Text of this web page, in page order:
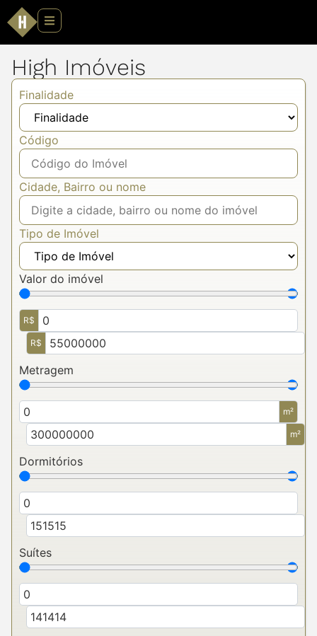
High Imóveis
Finalidade
Código
Cidade, Bairro ou nome
Tipo de Imóvel
Valor do imóvel
R$
R$
Metragem
m²
m²
Dormitórios
Suítes